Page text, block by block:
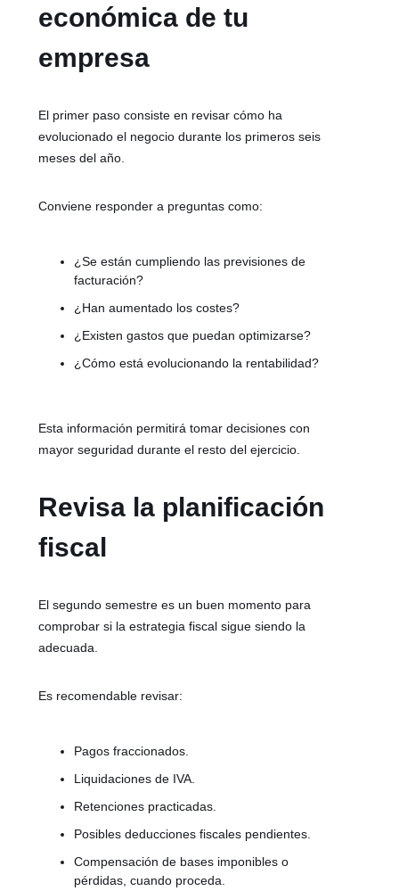
económica de tu
empresa
El primer paso consiste en revisar cómo ha
evolucionado el negocio durante los primeros seis
meses del año.
Conviene responder a preguntas como:
¿Se están cumpliendo las previsiones de
facturación?
¿Han aumentado los costes?
¿Existen gastos que puedan optimizarse?
¿Cómo está evolucionando la rentabilidad?
Esta información permitirá tomar decisiones con
mayor seguridad durante el resto del ejercicio.
Revisa la planificación
fiscal
El segundo semestre es un buen momento para
comprobar si la estrategia fiscal sigue siendo la
adecuada.
Es recomendable revisar:
Pagos fraccionados.
Liquidaciones de IVA.
Retenciones practicadas.
Posibles deducciones fiscales pendientes.
Compensación de bases imponibles o
pérdidas, cuando proceda.